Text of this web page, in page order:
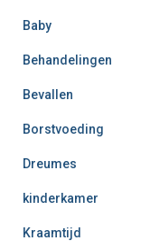
Baby
Behandelingen
Bevallen
Borstvoeding
Dreumes
kinderkamer
Kraamtijd